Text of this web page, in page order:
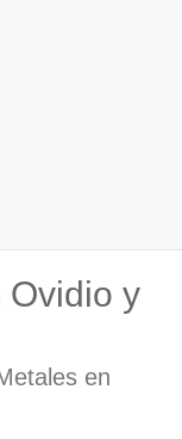
Ovidio y
en